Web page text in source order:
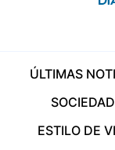
ÚLTIMAS
SOCIEDAD
ESTILO DE